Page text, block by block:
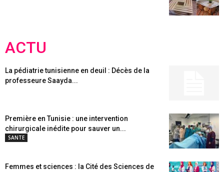
ACTU
La pédiatrie tunisienne en deuil : Décès de la
professeure Saayda...
Première en Tunisie : une intervention
chirurgicale inédite pour sauver un...
SANTE
Femmes et sciences : la Cité des Sciences de